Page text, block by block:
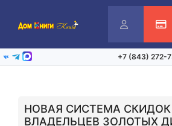
Личный
ВКонтакте
Telegram
Max +7 (843) 272-
НОВАЯ СИСТЕМА
ВЛАДЕЛЬЦЕВ ЗОЛОТЫХ